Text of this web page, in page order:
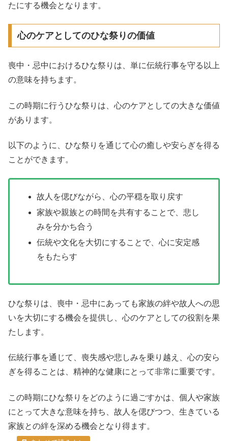
たにする機会となります。
心のケアとしてのひな祭りの価値
喪中・忌中におけるひな祭りは、単に伝統行事を守る以上
の意味を持ちます。
この時期に行うひな祭りは、心のケアとしての大きな価値
があります。
以下のように、ひな祭りを通じて心の癒しや安らぎを得る
ことができます。
故人を偲びながら、心の平穏を取り戻す
家族や親族との時間を共有することで、悲し
みを分かち合う
伝統や文化を大切にすることで、心に安定感
をもたらす
ひな祭りは、喪中・忌中にあっても家族の絆や故人への思
いを大切にする機会を提供し、心のケアとしての役割を果
たします。
伝統行事を通じて、喪失感や悲しみを乗り越え、心の安ら
ぎを得ることは、精神的な健康にとって非常に重要です。
この時期にひな祭りをどのように過ごすかは、個人や家族
にとって大きな意味を持ち、故人を偲びつつ、生きている
家族との絆を深める機会となり得ます。